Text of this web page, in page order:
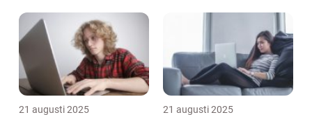
21 augusti 2025 21 augusti 2025